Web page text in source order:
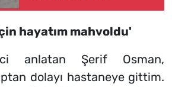
hayatım mahvoldu'
anlatan Şerif Osman,
dolayı hastaneye gittim.